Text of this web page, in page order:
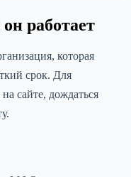
работает
которая
срок. Для
сайте, дождаться